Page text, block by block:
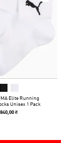
Elite Running
Unisex 1 Pack
840,00 ₴